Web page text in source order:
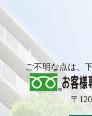
ご不明な点は、
〒